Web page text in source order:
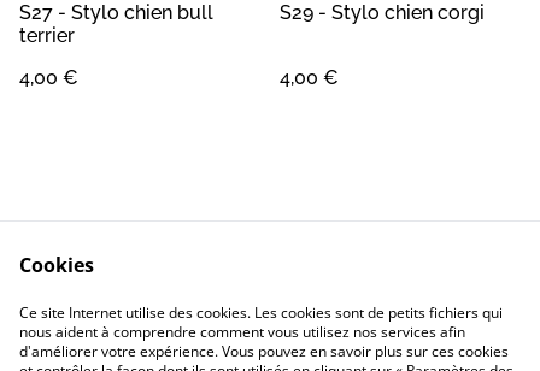
S27 - Stylo chien bull
terrier
4,00 €
S29 - Stylo chien corgi
4,00 €
Contact
Conditions Générales
Confidentialité
Cookie
Cookies
Ce site Internet utilise des cookies. Les cookies sont de petits fichiers qui
nous aident à comprendre comment vous utilisez nos services afin
d'améliorer votre expérience. Vous pouvez en savoir plus sur ces cookies